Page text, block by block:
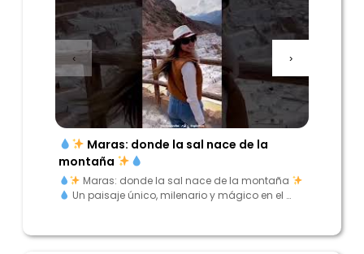
‹
Maras: donde la sal nace de la
montaña
Maras: donde la sal nace de la montaña
Un paisaje único, milenario y mágico en el …
›